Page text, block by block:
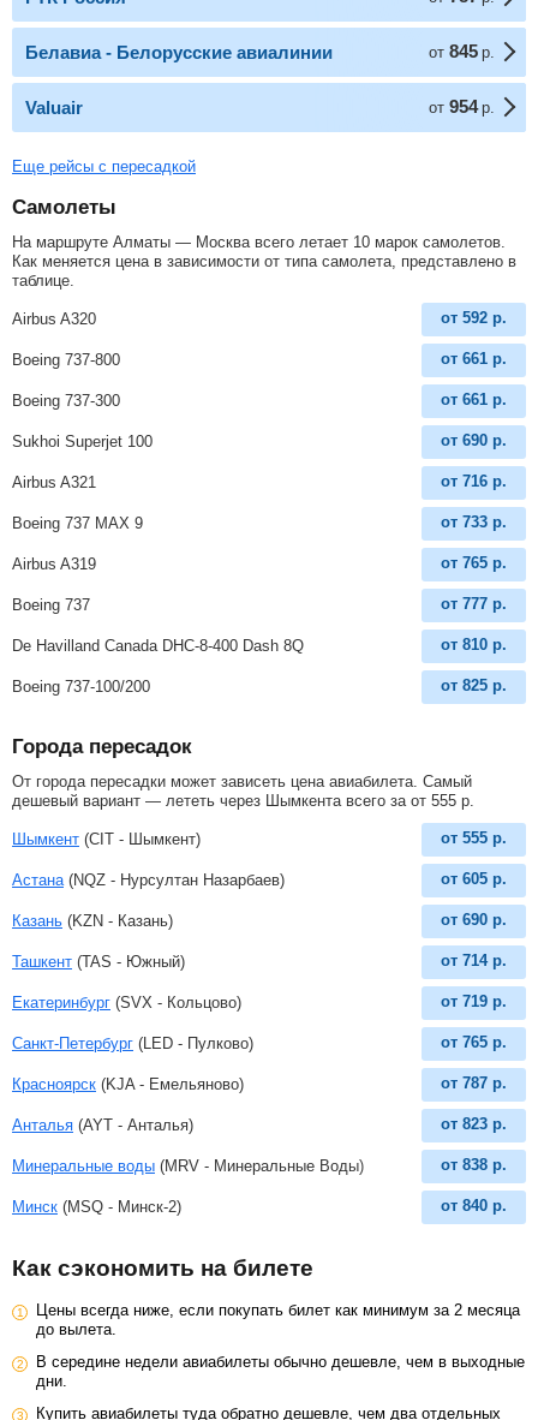
Белавиа - Белорусские авиалинии от 845 р.
Valuair от 954 р.
Еще рейсы с пересадкой
Самолеты
На маршруте Алматы — Москва всего летает 10 марок самолетов.
Как меняется цена в зависимости от типа самолета, представлено в
таблице.
Airbus A320 от 592 р.
Boeing 737-800 от 661 р.
Boeing 737-300 от 661 р.
Sukhoi Superjet 100 от 690 р.
Airbus A321 от 716 р.
Boeing 737 MAX 9 от 733 р.
Airbus A319 от 765 р.
Boeing 737 от 777 р.
De Havilland Canada DHC-8-400 Dash 8Q от 810 р.
Boeing 737-100/200 от 825 р.
Города пересадок
От города пересадки может зависеть цена авиабилета. Самый
дешевый вариант — лететь через Шымкента всего за от 555 р
Шымкент (CIT - Шымкент) от 555 р.
Астана (NQZ - Нурсултан Назарбаев) от 605 р.
Казань (KZN - Казань) от 690 р.
Ташкент (TAS - Южный) от 714 р.
Екатеринбург (SVX - Кольцово) от 719 р.
Санкт-Петербург (LED - Пулково) от 765 р.
Красноярск (KJA - Емельяново) от 787 р.
Анталья (AYT - Анталья) от 823 р.
Минеральные воды (MRV - Минеральные Воды) от 838 р.
Минск (MSQ - Минск-2) от 840 р.
Как сэкономить на билете
Цены всегда ниже, если покупать билет как минимум за 2 месяца
до вылета.
В середине недели авиабилеты обычно дешевле, чем в выходные
дни.
Купить авиабилеты туда обратно дешевле, чем два отдельных